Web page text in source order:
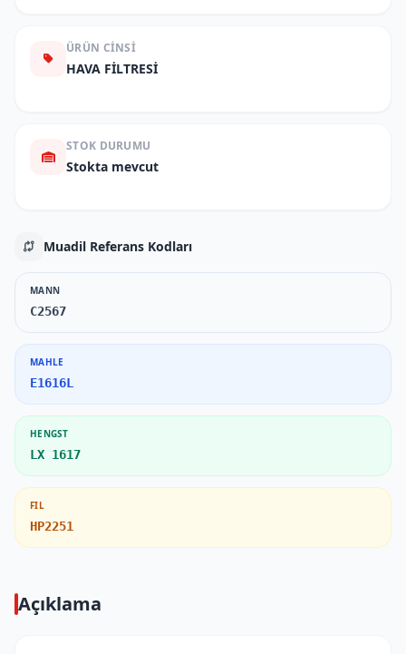
ÜRÜN CINSI
HAVA FİLTRESİ
STOK DURUMU
Stokta mevcut
Muadil Referans Kodları
MANN
C2567
MAHLE
E1616L
HENGST
LX 1617
FIL
HP2251
Açıklama